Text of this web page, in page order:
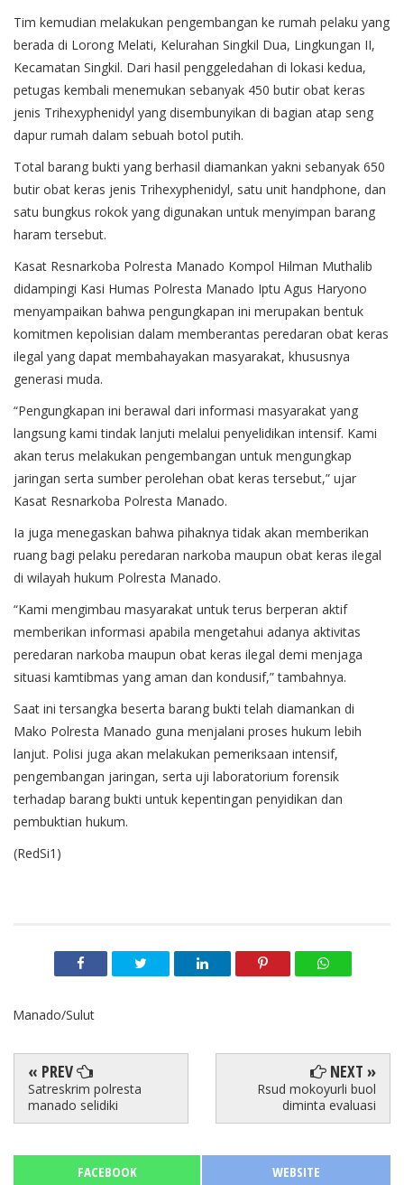
Tim kemudian melakukan pengembangan ke rumah pelaku yang
berada di Lorong Melati, Kelurahan Singkil Dua, Lingkungan II,
Kecamatan Singkil. Dari hasil penggeledahan di lokasi kedua,
petugas kembali menemukan sebanyak 450 butir obat keras
jenis Trihexyphenidyl yang disembunyikan di bagian atap seng
dapur rumah dalam sebuah botol putih.
Total barang bukti yang berhasil diamankan yakni sebanyak 650
butir obat keras jenis Trihexyphenidyl, satu unit handphone, dan
satu bungkus rokok yang digunakan untuk menyimpan barang
haram tersebut.
Kasat Resnarkoba Polresta Manado Kompol Hilman Muthalib
didampingi Kasi Humas Polresta Manado Iptu Agus Haryono
menyampaikan bahwa pengungkapan ini merupakan bentuk
komitmen kepolisian dalam memberantas peredaran obat keras
ilegal yang dapat membahayakan masyarakat, khususnya
generasi muda.
“Pengungkapan ini berawal dari informasi masyarakat yang
langsung kami tindak lanjuti melalui penyelidikan intensif. Kami
akan terus melakukan pengembangan untuk mengungkap
jaringan serta sumber perolehan obat keras tersebut,” ujar
Kasat Resnarkoba Polresta Manado.
Ia juga menegaskan bahwa pihaknya tidak akan memberikan
ruang bagi pelaku peredaran narkoba maupun obat keras ilegal
di wilayah hukum Polresta Manado.
“Kami mengimbau masyarakat untuk terus berperan aktif
memberikan informasi apabila mengetahui adanya aktivitas
peredaran narkoba maupun obat keras ilegal demi menjaga
situasi kamtibmas yang aman dan kondusif,” tambahnya.
Saat ini tersangka beserta barang bukti telah diamankan di
Mako Polresta Manado guna menjalani proses hukum lebih
lanjut. Polisi juga akan melakukan pemeriksaan intensif,
pengembangan jaringan, serta uji laboratorium forensik
terhadap barang bukti untuk kepentingan penyidikan dan
pembuktian hukum.
(RedSi1)
Manado/Sulut
« PREV
Satreskrim polresta
manado selidiki
NEXT »
Rsud mokoyurli buol
diminta evaluasi
FACEBOOK WEBSITE